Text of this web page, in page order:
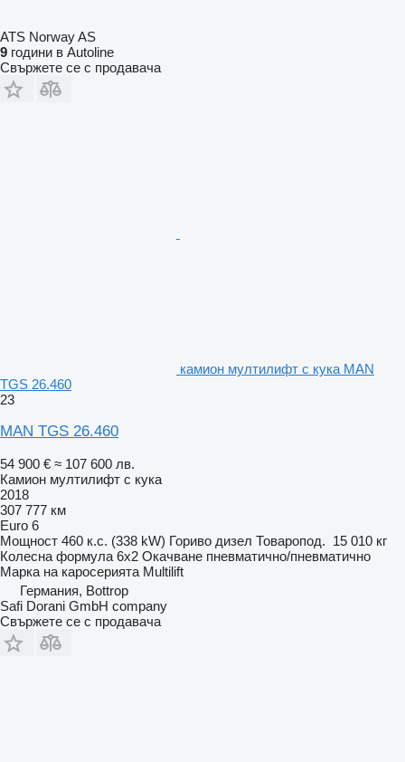
ATS Norway AS
9 години в Autoline
Свържете се с продавача
камион мултилифт с кука MAN
TGS 26.460
23
MAN TGS 26.460
54 900 € ≈ 107 600 лв.
Камион мултилифт с кука
2018
307 777 км
Euro 6
Мощност 460 к.с. (338 kW) Гориво дизел Товаропод. 15 010 кг
Колесна формула 6x2 Окачване пневматично/пневматично
Марка на каросерията Multilift
Германия, Bottrop
Safi Dorani GmbH company
Свържете се с продавача